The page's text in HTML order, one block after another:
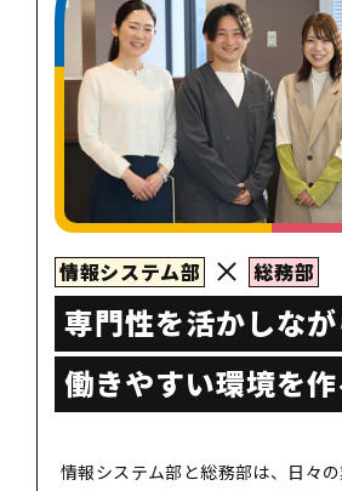
情報システム部 総務部
専門性を活かしなが
働きやすい環境を作
情報システム部と総務部は、日々